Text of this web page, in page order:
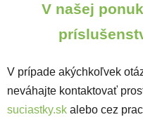
V našej
V prípade akýchkoľvek
neváhajte kontaktovať
suciastky.sk alebo cez